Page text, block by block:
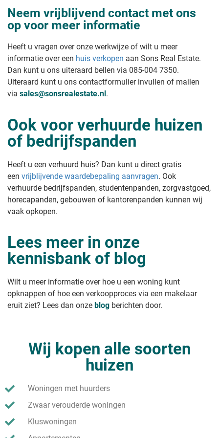
Huis snel verkopen na aankoop
Huis in onverdeeldheid verkopen
Huis verkopen met lopende
rechtszaak
Appartement zonder vve verkopen
Huis verkopen waar beslag op ligt
Huis verkopen als je al een koper
hebt
Huis verkopen type
Nieuwbouwhuis verkopen
Flat verkopen
Koophuis verkopen
Woonhuis verkopen
Herenhuis verkopen
Appartement verkopen
Nieuw huis kopen oude verkopen
Oud huis verkopen
Pakhuis verkopen
Gezondheidscentrum verkopen
Recreatiewoning verkopen
Een recreatiewoning verkopen waar
je permanent mag wonen
Onbewoond huis verkopen
Klushuis verkopen
Wat is de verkoopwaarde van mijn
huis?
verkopen?
verkoop
Waarde oud huis met achterstallig
onderhoud
Hoeveel is mijn huis minder waard
in verhuurde staat?
Huis verkopen aan kind onder de
waarde
Tips & stappenplan
Stappenplan huis verkopen
Huis verkopen tips
Huis sneller verkopen
Neem vrijblijvend contact met ons
op voor meer informatie
Heeft u vragen over onze werkwijze of wilt u meer
informatie over een huis verkopen aan Sons Real Estate.
Dan kunt u ons uiteraard bellen via 085-004 7350.
Uiteraard kunt u ons contactformulier invullen of mailen
via sales@sonsrealestate.nl .
Ook voor verhuurde huizen
of bedrijfspanden
Heeft u een verhuurd huis? Dan kunt u direct gratis
een vrijblijvende waardebepaling aanvragen. Ook
verhuurde bedrijfspanden, studentenpanden, zorgvastgoed,
horecapanden, gebouwen of kantorenpanden kunnen wij
vaak opkopen.
Lees meer in onze
kennisbank of blog
Wilt u meer informatie over hoe u een woning kunt
opknappen of hoe een verkoopproces via een makelaar
eruit ziet? Lees dan onze blog berichten door.
Wij kopen alle soorten
huizen
Woningen met huurders
Zwaar verouderde woningen
Kluswoningen